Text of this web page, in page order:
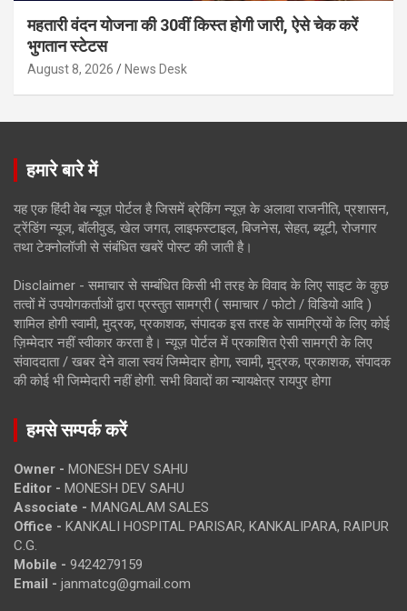
महतारी वंदन योजना की 30वीं किस्त होगी जारी, ऐसे चेक करें
भुगतान स्टेटस
August 8, 2026 News Desk
हमारे बारे में
यह एक हिंदी वेब न्यूज़ पोर्टल है जिसमें ब्रेकिंग न्यूज़ के अलावा राजनीति, प्रशासन,
ट्रेंडिंग न्यूज, बॉलीवुड, खेल जगत, लाइफस्टाइल, बिजनेस, सेहत, ब्यूटी, रोजगार
तथा टेक्नोलॉजी से संबंधित खबरें पोस्ट की जाती है।
Disclaimer - समाचार से सम्बंधित किसी भी तरह के विवाद के लिए साइट के कुछ
तत्वों में उपयोगकर्ताओं द्वारा प्रस्तुत सामग्री ( समाचार / फोटो / विडियो आदि )
शामिल होगी स्वामी, मुद्रक, प्रकाशक, संपादक इस तरह के सामग्रियों के लिए कोई
ज़िम्मेदार नहीं स्वीकार करता है। न्यूज़ पोर्टल में प्रकाशित ऐसी सामग्री के लिए
संवाददाता / खबर देने वाला स्वयं जिम्मेदार होगा, स्वामी, मुद्रक, प्रकाशक, संपादक
की कोई भी जिम्मेदारी नहीं होगी. सभी विवादों का न्यायक्षेत्र रायपुर होगा
हमसे सम्पर्क करें
Owner - MONESH DEV SAHU
Editor - MONESH DEV SAHU
Associate - MANGALAM SALES
Office - KANKALI HOSPITAL PARISAR, KANKALIPARA, RAIPUR
C.G.
Mobile - 9424279159
Email - janmatcg@gmail.com